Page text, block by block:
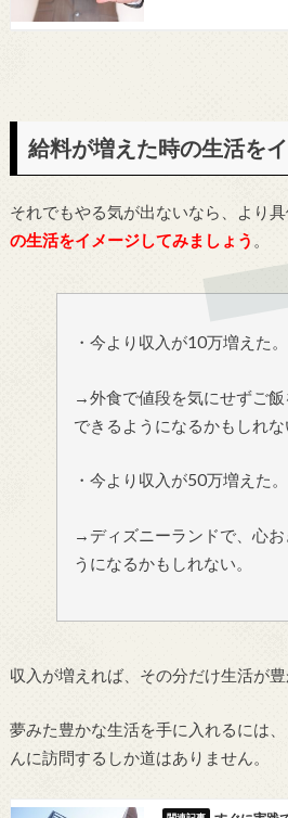
給料が増えた時の生活を
それでもやる気が出ないなら、より
の生活をイメージしてみましょう 。
・今より収入が10万増えた。
→外食で値段を気にせずご
できるようになるかもしれな
・今より収入が50万増えた。
→ディズニーランドで、心お
うになるかもしれない。
収入が増えれば、その分だけ生活が豊
夢みた豊かな生活を手に入れるには
んに訪問するしか道はありません。